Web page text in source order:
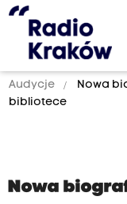
Audycje
Nowa
bibliotece
Nowa